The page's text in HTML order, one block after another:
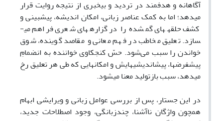
آگاهانه و هدفمند در تردید و بی­خبری از نتیجه­ روایت قرار
می­دهد؛ اما به کمک عناصر زبانی، امکان اندیشه، پیش­بینی و
کشف حلقه­های گمشده را در گزاره­های شعری فراهم می­
سازد. تعلیق مخاطب در فهم معانی و مقاصد گوینده، شوق
خواندن را سبب می‌شود. حسّ کنجکاوی خواننده به انضمامِ
پیشفرضها، پیش­اندیشی­هایش و امکانهایی که طی هر تعلیق رخ
می­دهد، سبب بازتولید معنا می­شود.
در این جستار، پس از بررسی عوامل زبانی و ویرایشی ابهام
همچون واژگان ناآشنا، چندزبانگی، وجود اصطلاحات جدید،